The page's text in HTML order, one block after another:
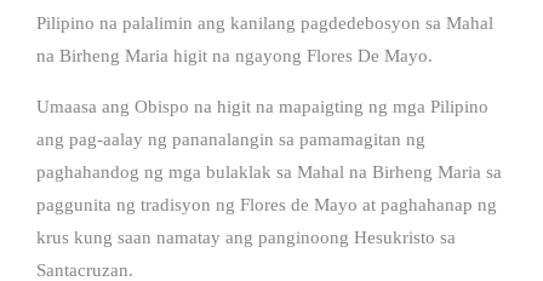
Pilipino na palalimin ang kanilang pagdedebosyon sa Mahal
na Birheng Maria higit na ngayong Flores De Mayo.
Umaasa ang Obispo na higit na mapaigting ng mga Pilipino
ang pag-aalay ng pananalangin sa pamamagitan ng
paghahandog ng mga bulaklak sa Mahal na Birheng Maria sa
paggunita ng tradisyon ng Flores de Mayo at paghahanap ng
krus kung saan namatay ang panginoong Hesukristo sa
Santacruzan.